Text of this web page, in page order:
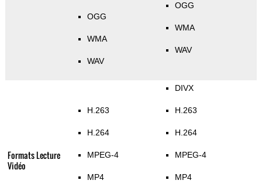
OGG
WMA
WAV
OGG
WMA
WAV
Formats Lecture
Vidéo
H.263
H.264
MPEG-4
MP4
DIVX
H.263
H.264
MPEG-4
MP4